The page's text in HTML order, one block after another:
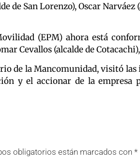
de San Lorenzo), Oscar
(EPM) ahora está
Cevallos (alcalde de
de la Mancomunidad, visitó
y el accionar de la
obligatorios están marcados con *